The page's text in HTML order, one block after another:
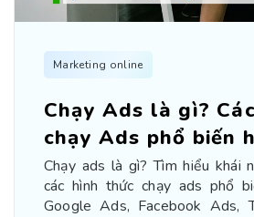
Marketing online
Chạy Ads là gì?
chạy Ads phổ biến
Chạy ads là gì? Tìm hiểu khái
các hình thức chạy ads phổ
Google Ads, Facebook Ads,